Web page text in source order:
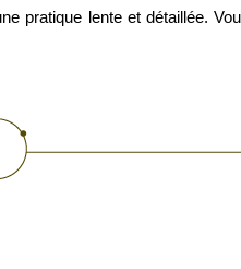
pratique lente et détaillée.